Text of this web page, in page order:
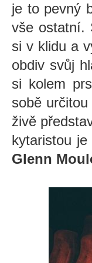
je to pevný
vše ostatní.
si v klidu a
obdiv svůj
si kolem
sobě
živě
kytaristou
Glenn